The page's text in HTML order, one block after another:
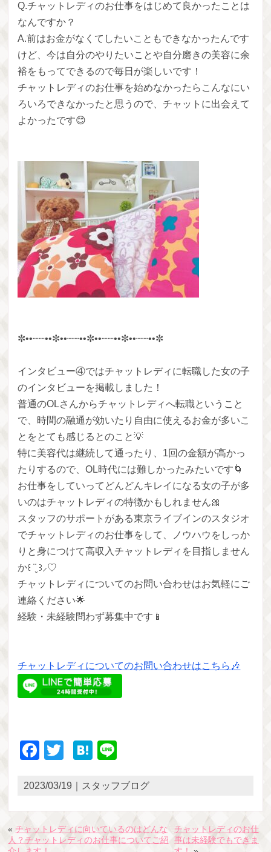
Q.チャットレディのお仕事をはじめて良かったことは
なんですか？
A.前はお金がなくてしたいこともできなかったんです
けど、今は自分のやりたいことや自分磨きの美容に余
裕をもってできるので毎日が楽しいです！
チャットレディのお仕事を始めなかったらこんなにい
ろいろできなかったと思うので、チャットに出会えて
よかったです😊
✼••┈┈••✼••┈┈••✼••┈┈••✼••┈┈••✼
インタビュー④ではチャットレディに転職した女の子
のインタビューを掲載しました！
普通のOLさんからチャットレディへ転職ということ
で、時間の融通が効いたり自由に使えるお金が多いこ
とをとても感じるとのこと💡
特に美容代は継続して通ったり、1回の金額が高かっ
たりするので、OL時代には難しかったみたいです🌀
お仕事をしていってどんどんキレイになる女の子が多
いのはチャットレディの特徴かもしれません🎀
スタッフのサポートがある東京ライブインのスタジオ
でチャットレディのお仕事をして、ノウハウをしっか
りと身につけて高収入チャットレディを目指しません
か꒰ ¨̮ ꒱⸝♡
チャットレディについてのお問い合わせはお気軽にご
連絡ください🌟
経験・未経験問わず募集中です📱
チャットレディについてのお問い合わせはこちら🎶
Facebook
TwitterHatena
2023/03/19｜スタッフブログ
« チャットレディに向いているのはどんな
人？チャットレディのお仕事についてご紹
チャットレディのお仕
事は未経験でもできま